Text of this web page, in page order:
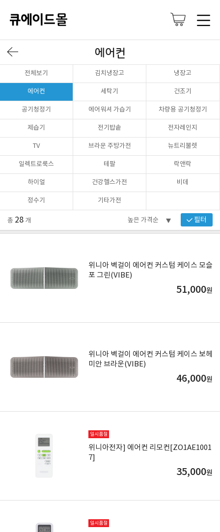
에어컨
전체보기 김치냉장고 냉장고
에어컨 세탁기 건조기
공기청정기 에어워셔 가습기 차량용 공기청정기
제습기 전기밥솥 전자레인지
TV 브라운 주방가전 뉴트리불렛
일렉트로룩스 테팔 락앤락
하이얼 건강헬스가전 비데
정수기 기타가전
총 28 개 필터
위니아 벽걸이 에어컨 커스텀 케이스 모슬
포 그린(VIBE)
51,000원
위니아 벽걸이 에어컨 커스텀 케이스 보헤
미안 브라운(VIBE)
46,000원
일시품절
위니아전자] 에어컨 리모컨[ZO1AE1001
7]
35,000원
일시품절